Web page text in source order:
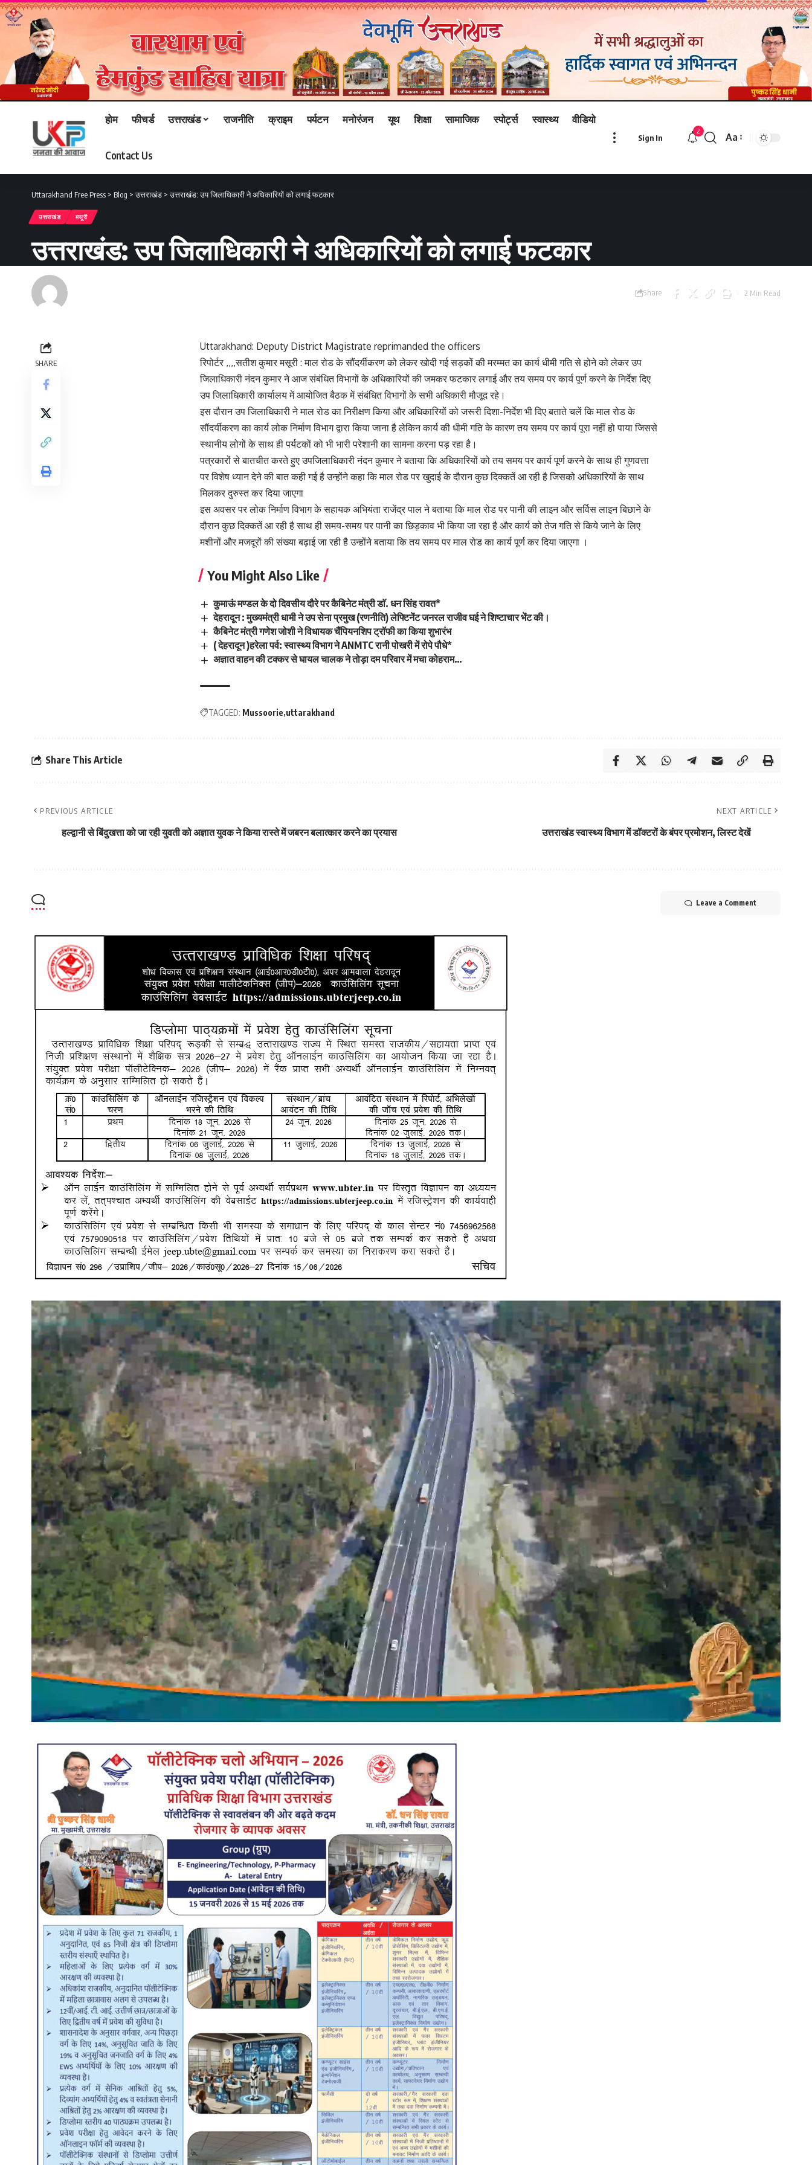
होम फीचर्ड उत्तराखंड राजनीति क्राइम पर्यटन मनोरंजन यूथ शिक्षा सामाजिक स्पोर्ट्स स्वास्थ्य वीडियो
Contact Us
Sign In
2
Font
Aa
Uttarakhand Free Press > Blog >उत्तराखंड >उत्तराखंड: उप जिलाधिकारी ने अधिकारियों को लगाई फटकार
उत्तराखंड मसूरी
उत्तराखंड: उप जिलाधिकारी ने अधिकारियों को लगाई फटकार
Last updated: September 24, 2023 8:55 am
Renu Negi
Share 2 Min Read
SHARE
Uttarakhand: Deputy District Magistrate reprimanded the officers
रिपोर्टर ,,,,सतीश कुमार मसूरी : माल रोड के सौंदर्यीकरण को लेकर खोदी गई सड़कों की मरम्मत का कार्य धीमी गति से होने को लेकर उप
जिलाधिकारी नंदन कुमार ने आज संबंधित विभागों के अधिकारियों की जमकर फटकार लगाई और तय समय पर कार्य पूर्ण करने के निर्देश दिए
उप जिलाधिकारी कार्यालय में आयोजित बैठक में संबंधित विभागों के सभी अधिकारी मौजूद रहे।
इस दौरान उप जिलाधिकारी ने माल रोड का निरीक्षण किया और अधिकारियों को जरूरी दिशा-निर्देश भी दिए बताते चलें कि माल रोड के
सौंदर्यीकरण का कार्य लोक निर्माण विभाग द्वारा किया जाना है लेकिन कार्य की धीमी गति के कारण तय समय पर कार्य पूरा नहीं हो पाया जिससे
स्थानीय लोगों के साथ ही पर्यटकों को भी भारी परेशानी का सामना करना पड़ रहा है।
पत्रकारों से बातचीत करते हुए उपजिलाधिकारी नंदन कुमार ने बताया कि अधिकारियों को तय समय पर कार्य पूर्ण करने के साथ ही गुणवत्ता
पर विशेष ध्यान देने की बात कही गई है उन्होंने कहा कि माल रोड पर खुदाई के दौरान कुछ दिक्कतें आ रही है जिसको अधिकारियों के साथ
मिलकर दुरुस्त कर दिया जाएगा
इस अवसर पर लोक निर्माण विभाग के सहायक अभियंता राजेंद्र पाल ने बताया कि माल रोड पर पानी की लाइन और सर्विस लाइन बिछाने के
दौरान कुछ दिक्कतें आ रही है साथ ही समय-समय पर पानी का छिड़काव भी किया जा रहा है और कार्य को तेज गति से किये जाने के लिए
मशीनों और मजदूरों की संख्या बढ़ाई जा रही है उन्होंने बताया कि तय समय पर माल रोड का कार्य पूर्ण कर दिया जाएगा ।
You Might Also Like
कुमाऊं मण्डल के दो दिवसीय दौरे पर कैबिनेट मंत्री डाॅ. धन सिंह रावत*
देहरादून : मुख्यमंत्री धामी ने उप सेना प्रमुख (रणनीति) लेफ्टिनेंट जनरल राजीव घई ने शिष्टाचार भेंट की।
कैबिनेट मंत्री गणेश जोशी ने विधायक चैंपियनशिप ट्रॉफी का किया शुभारंभ
( देहरादून )हरेला पर्व: स्वास्थ्य विभाग ने ANMTC रानी पोखरी में रोपे पौधे*
अज्ञात वाहन की टक्कर से घायल चालक ने तोड़ा दम परिवार में मचा कोहराम…
TAGGED: Mussoorie uttarakhand
Share This Article
PREVIOUS ARTICLE
हल्द्वानी से बिंदुखत्ता को जा रही युवती को अज्ञात युवक ने किया रास्ते में जबरन बलात्कार करने का प्रयास
NEXT ARTICLE
उत्तराखंड स्वास्थ्य विभाग में डॉक्टरों के बंपर प्रमोशन, लिस्ट देखें
Leave a Comment